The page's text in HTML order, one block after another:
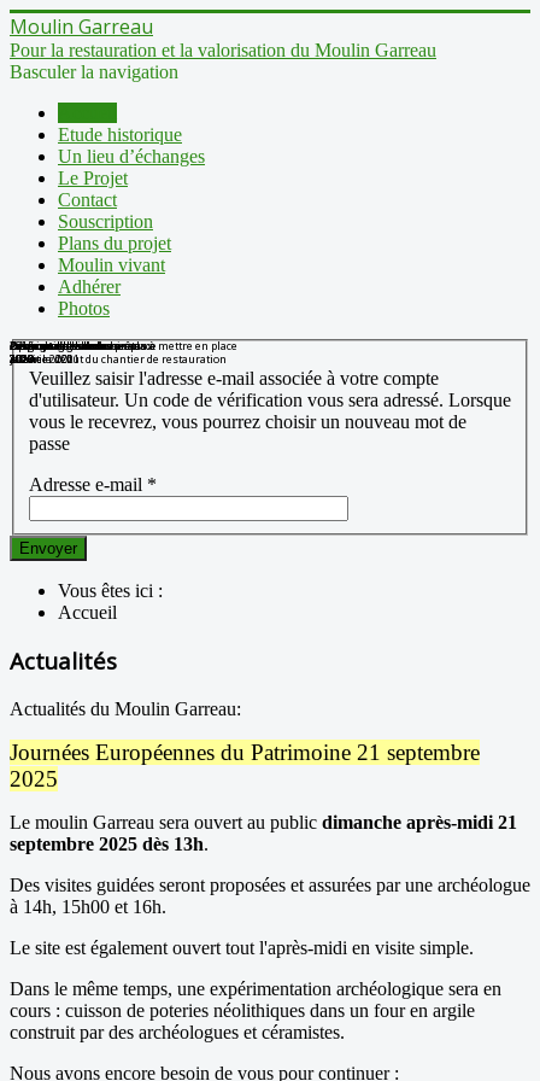
Moulin Garreau
Pour la restauration et la valorisation du Moulin Garreau
Basculer la navigation
Etude historique
Un lieu d’échanges
Le Projet
Contact
Souscription
Plans du projet
Moulin vivant
Adhérer
Photos
2015
Avant le début du chantier de restauration
Grutage de la huse
4 février 2021
Démontage du masserau
2018
Les vieux racineaux
2018
équarrissage des racineaux
2020
Les nouvelles soles prêtes à mettre en place
2020
Les nouvelles soles en place
janvier 2021
Découpe de la huse
2020
Purge de l'axe de la huse
2020
Préparation de la huse
2020
Veuillez saisir l'adresse e-mail associée à votre compte
d'utilisateur. Un code de vérification vous sera adressé. Lorsque
vous le recevrez, vous pourrez choisir un nouveau mot de
passe
Adresse e-mail *
Envoyer
Vous êtes ici :
Accueil
Actualités
Actualités du Moulin Garreau:
Journées Européennes du Patrimoine 21 septembre
2025
Le moulin Garreau sera ouvert au public dimanche après-midi 21
septembre 2025 dès 13h.
Des visites guidées seront proposées et assurées par une archéologue
à 14h, 15h00 et 16h.
Le site est également ouvert tout l'après-midi en visite simple.
Dans le même temps, une expérimentation archéologique sera en
cours : cuisson de poteries néolithiques dans un four en argile
construit par des archéologues et céramistes.
Nous avons encore besoin de vous pour continuer :